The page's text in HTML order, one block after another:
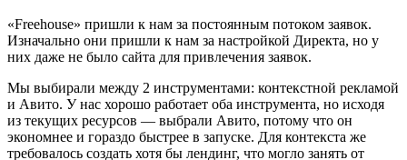
«Freehouse» пришли к нам за постоянным потоком заявок.
Изначально они пришли к нам за настройкой Директа, но у
них даже не было сайта для привлечения заявок.
Мы выбирали между 2 инструментами: контекстной рекламой
и Авито. У нас хорошо работает оба инструмента, но исходя
из текущих ресурсов — выбрали Авито, потому что он
экономнее и гораздо быстрее в запуске. Для контекста же
требовалось создать хотя бы лендинг, что могло занять от